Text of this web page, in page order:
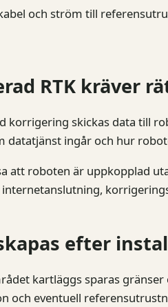
och ström till
RTK kräver
korrigering skickas data till
datatjänst ingår och hur
att roboten är uppkopplad
efter
kartläggs sparas
och eventuell